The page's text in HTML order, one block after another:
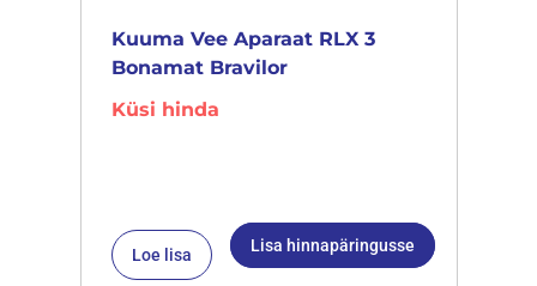
Kuuma Vee Aparaat RLX 3
Bonamat Bravilor
Küsi hinda
Loe lisa Lisa hinnapäringusse